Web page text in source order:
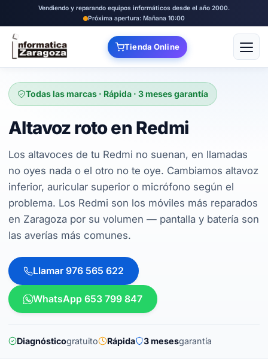
Vendiendo y reparando equipos informáticos desde el año 2000.
Próxima apertura: Mañana 10:00
Tienda Online Abrir
Todas las marcas · Rápida · 3 meses garantía
Altavoz roto en Redmi
Los altavoces de tu Redmi no suenan, en llamadas
no oyes nada o el otro no te oye. Cambiamos altavoz
inferior, auricular superior o micrófono según el
problema. Los Redmi son los móviles más reparados
en Zaragoza por su volumen — pantalla y batería son
las averías más comunes.
Llamar 976 565 622
WhatsApp 653 799 847
Diagnósticogratuito Rápida 3 mesesgarantía